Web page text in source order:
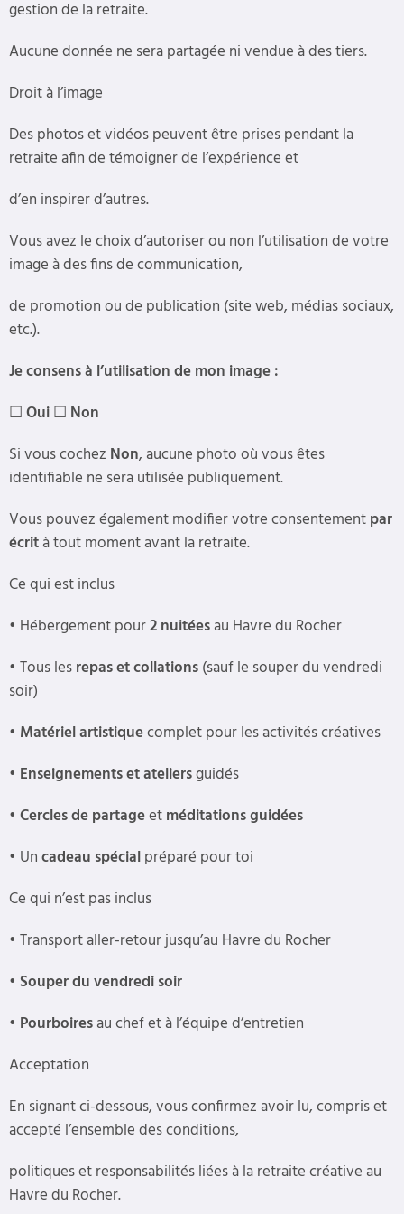
gestion de la retraite.
Aucune donnée ne sera partagée ni vendue à des tiers.
Droit à l’image
Des photos et vidéos peuvent être prises pendant la
retraite afin de témoigner de l’expérience et
d’en inspirer d’autres.
Vous avez le choix d’autoriser ou non l’utilisation de votre
image à des fins de communication,
de promotion ou de publication (site web, médias sociaux,
etc.).
Je consens à l’utilisation de mon image :
☐Oui☐ Non
Si vous cochez Non, aucune photo où vous êtes
identifiable ne sera utilisée publiquement.
Vous pouvez également modifier votre consentementpar
écrità tout moment avant la retraite.
Ce qui est inclus
• Hébergement pour2 nuitéesau Havre du Rocher
• Tous lesrepas et collations(sauf le souper du vendredi
soir)
• Matériel artistiquecomplet pour les activités créatives
• Enseignements et ateliersguidés
• Cercles de partageetméditations guidées
• Uncadeau spécialpréparé pour toi
Ce qui n’est pas inclus
• Transport aller-retour jusqu’au Havre du Rocher
• Souper du vendredi soir
• Pourboiresau chef et à l’équipe d’entretien
Acceptation
En signant ci-dessous, vous confirmez avoir lu, compris et
accepté l’ensemble des conditions,
politiques et responsabilités liées à la retraite créative au
Havre du Rocher.